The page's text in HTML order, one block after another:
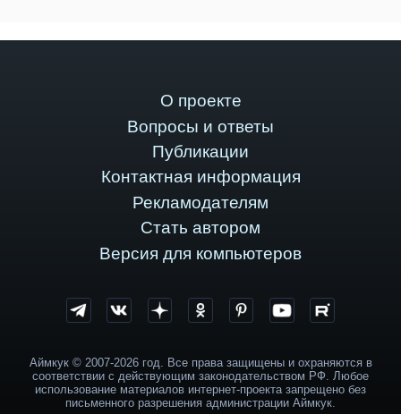
О проекте
Вопросы и ответы
Публикации
Контактная информация
Рекламодателям
Стать автором
Версия для компьютеров
Аймкук © 2007-2026 год. Все права защищены и охраняются в
соответствии с действующим законодательством РФ. Любое
использование материалов интернет-проекта запрещено без
письменного разрешения администрации Аймкук.